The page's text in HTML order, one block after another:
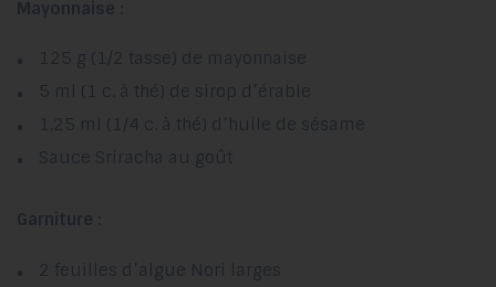
Mayonnaise :
125 g (1/2 tasse) de mayonnaise
5 ml (1 c. à thé) de sirop d’érable
1,25 ml (1/4 c. à thé) d’huile de sésame
Sauce Sriracha au goût
Garniture :
2 feuilles d’algue Nori larges